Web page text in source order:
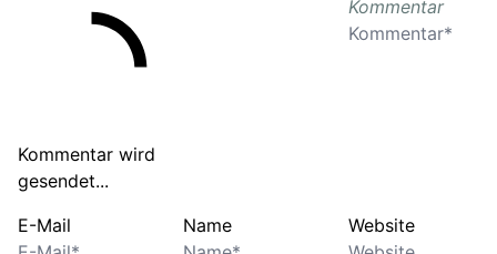
Kommentar wird
gesendet...
Kommentar
E-Mail Name Website